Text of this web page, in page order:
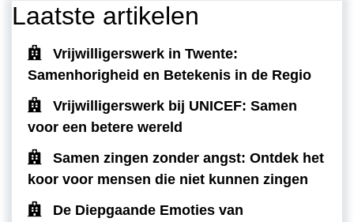
Laatste artikelen
Vrijwilligerswerk in Twente:
Samenhorigheid en Betekenis in de Regio
Vrijwilligerswerk bij UNICEF: Samen
voor een betere wereld
Samen zingen zonder angst: Ontdek het
koor voor mensen die niet kunnen zingen
De Diepgaande Emoties van